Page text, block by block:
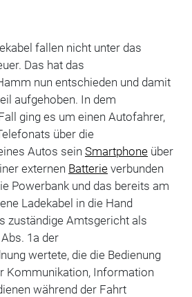
fallen nicht unter das
Das hat das
nun entschieden und damit
aufgehoben. In dem
ging es um einen Autofahrer,
über die
Autos sein Smartphoneüber
externen Batterieverbunden
Powerbank und das bereits am
Ladekabel in die Hand
zuständige Amtsgericht als
1a der
wertete, die die Bedienung
Kommunikation, Information
während der Fahrt